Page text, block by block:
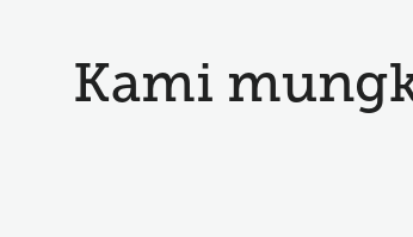
Kami